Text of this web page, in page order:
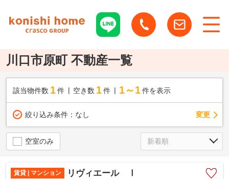
川口市原町 不動産一覧
該当物件数 1件 空き数 1 件 1～1 件を表示
絞り込み条件： なし 変更
空室のみ
賃貸 | マンション リヴィエール Ⅰ